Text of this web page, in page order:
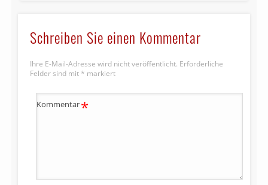
Schreiben Sie einen Kommentar
Ihre E-Mail-Adresse wird nicht veröffentlicht. Erforderliche
Felder sind mit * markiert
Kommentar*